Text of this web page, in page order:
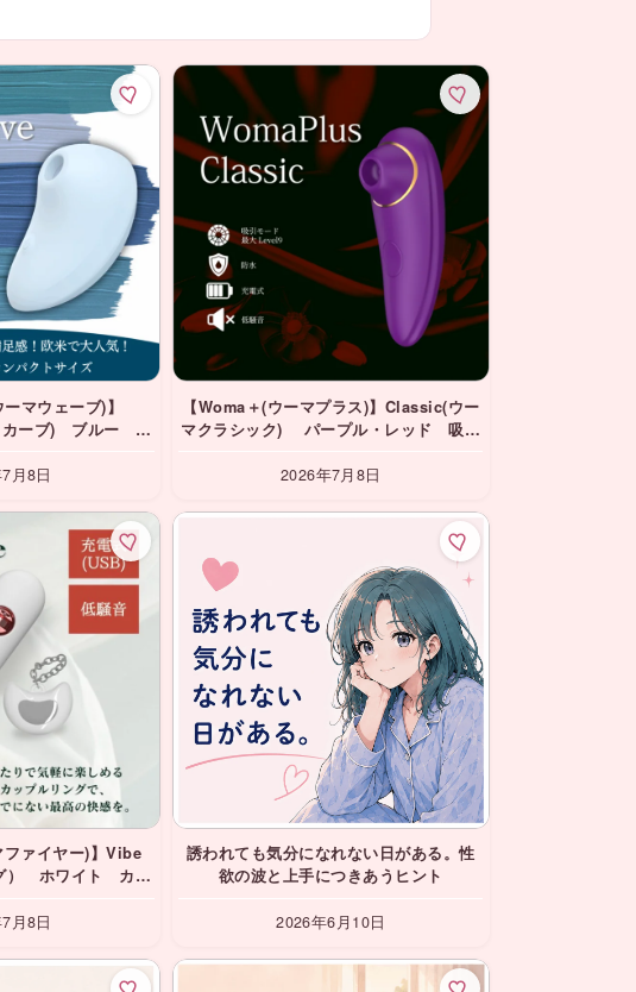
マウェーブ)】
カーブ) ブルー 吸
月8日
【Woma＋(ウーマプラス)】Classic(ウー
マクラシック) パープル・レッド 吸引
2026年7月8日
ファイヤー)】Vibe
） ホワイト カッ
月8日
誘われても気分になれない日がある。性
欲の波と上手につきあうヒント
2026年6月10日